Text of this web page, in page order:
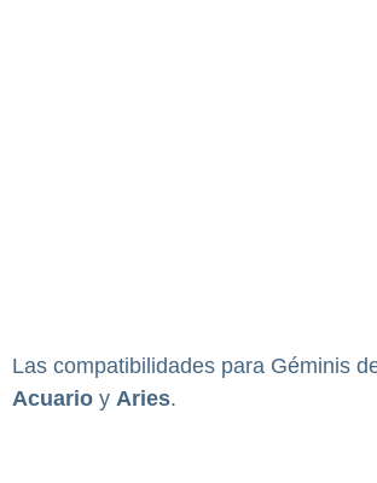
Las compatibilidades para Géminis
Acuario y Aries.